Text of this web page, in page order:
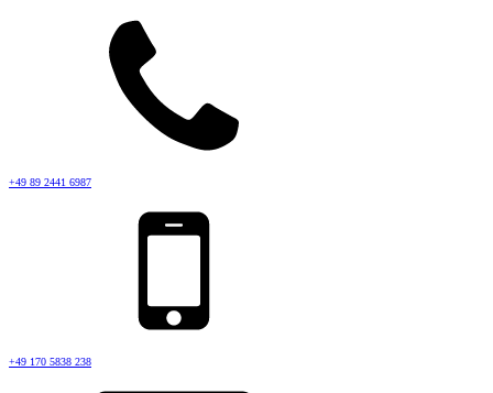
+49 89 2441 6987
+49 170 5838 238